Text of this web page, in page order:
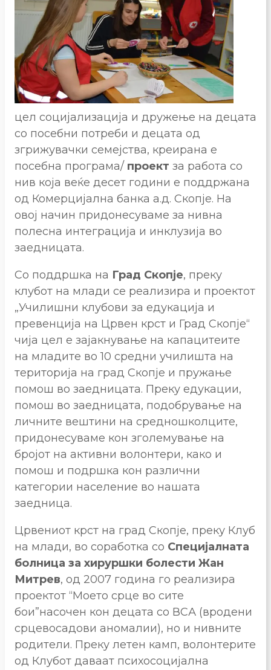
цел социјализација и дружење на децата
со посебни потреби и децата од
згрижувачки семејства, креирана е
посебна програма/ проект за работа со
нив која веќе десет години е поддржана
од Комерцијална банка а.д. Скопје. На
овој начин придонесуваме за нивна
полесна интеграција и инклузија во
заедницата.
Со поддршка на Град Скопје, преку
клубот на млади се реализира и проектот
„Училишни клубови за едукација и
превенција на Црвен крст и Град Скопје“
чија цел е зајакнување на капацитеите
на младите во 10 средни училишта на
територија на град Скопје и пружање
помош во заедницата. Преку едукации,
помош во заедницата, подобрување на
личните вештини на средношколците,
придонесуваме кон зголемување на
бројот на активни волонтери, како и
помош и подршка кон различни
категории население во нашата
заедница.
Црвениот крст на град Скопје, преку Клуб
на млади, во соработка со Специјалната
болница за хируршки болести Жан
Митрев, од 2007 година го реализира
проектот “Моето срце во сите
бои”насочен кон децата со ВСА (вродени
срцевосадови аномалии), но и нивните
родители. Преку летен камп, волонтерите
од Клубот даваат психосоцијална